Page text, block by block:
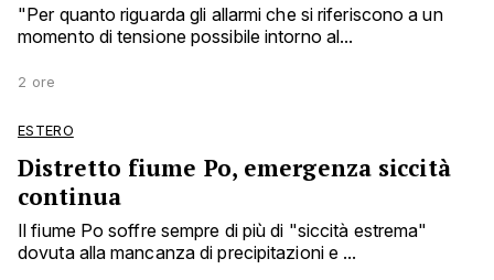
"Per quanto riguarda gli allarmi che si riferiscono a un
momento di tensione possibile intorno al...
2 ore
ESTERO
Distretto fiume Po, emergenza siccità
continua
Il fiume Po soffre sempre di più di "siccità estrema"
dovuta alla mancanza di precipitazioni e ...